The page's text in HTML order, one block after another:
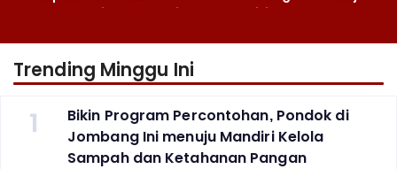
Irvandy Andriansyah Raih
Mandiri Kelola Sampah
Trending Minggu Ini
1
Bikin Program Percontohan, Pondok di
Jombang Ini menuju Mandiri Kelola
Sampah dan Ketahanan Pangan